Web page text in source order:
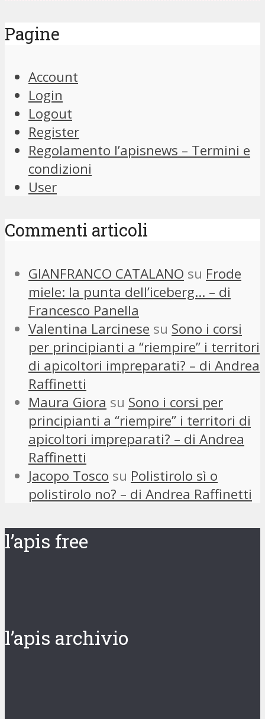
Pagine
Account
Login
Logout
Register
Regolamento l’apisnews – Termini e
condizioni
User
Commenti articoli
GIANFRANCO CATALANO su Frode
miele: la punta dell’iceberg… – di
Francesco Panella
Valentina Larcinese su Sono i corsi
per principianti a “riempire” i territori
di apicoltori impreparati? – di Andrea
Raffinetti
Maura Giora su Sono i corsi per
principianti a “riempire” i territori di
apicoltori impreparati? – di Andrea
Raffinetti
Jacopo Tosco su Polistirolo sì o
polistirolo no? – di Andrea Raffinetti
l’apis free
l’apis archivio